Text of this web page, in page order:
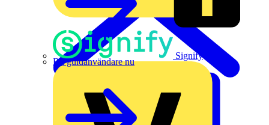
Signify
Bli guldanvändare nu